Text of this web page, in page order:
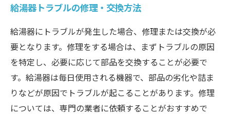
給湯器トラブルの修理・交換方法
給湯器にトラブルが発生した場合、修理または交換が必
要となります。修理をする場合は、まずトラブルの原因
を特定し、必要に応じて部品を交換することが必要で
す。給湯器は毎日使用される機器で、部品の劣化や詰ま
りなどが原因でトラブルが起こることがあります。修理
については、専門の業者に依頼することがおすすめで